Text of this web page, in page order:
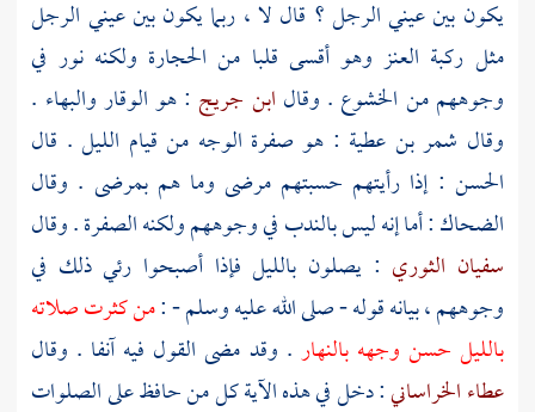
يكون بين عيني الرجل ؟ قال لا ، ربما يكون بين عيني الرجل
مثل ركبة العنز وهو أقسى قلبا من الحجارة ولكنه نور في
وجوههم من الخشوع . وقال ابن جريج : هو الوقار والبهاء .
وقال شمر بن عطية : هو صفرة الوجه من قيام الليل . قال
الحسن : إذا رأيتهم حسبتهم مرضى وما هم بمرضى . وقال
الضحاك: أما إنه ليس بالندب في وجوههم ولكنه الصفرة . وقال
سفيان الثوري : يصلون بالليل فإذا أصبحوا رئي ذلك في
وجوههم ، بيانه قوله - صلى الله عليه وسلم - :من كثرت صلاته
بالليل حسن وجهه بالنهار . وقد مضى القول فيه آنفا . وقال
عطاء الخراساني: دخل في هذه الآية كل من حافظ على الصلوات